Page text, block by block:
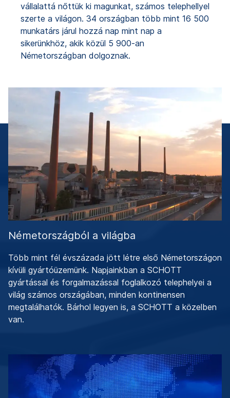
vállalattá nőttük ki magunkat, számos telephellyel
szerte a világon. 34 országban több mint 16 500
munkatárs járul hozzá nap mint nap a
sikerünkhöz, akik közül 5 900-an
Németországban dolgoznak.
Németországból a világba
Több mint fél évszázada jött létre első Németországon
kívüli gyártóüzemünk. Napjainkban a SCHOTT
gyártással és forgalmazással foglalkozó telephelyei a
világ számos országában, minden kontinensen
megtalálhatók. Bárhol legyen is, a SCHOTT a közelben
van.